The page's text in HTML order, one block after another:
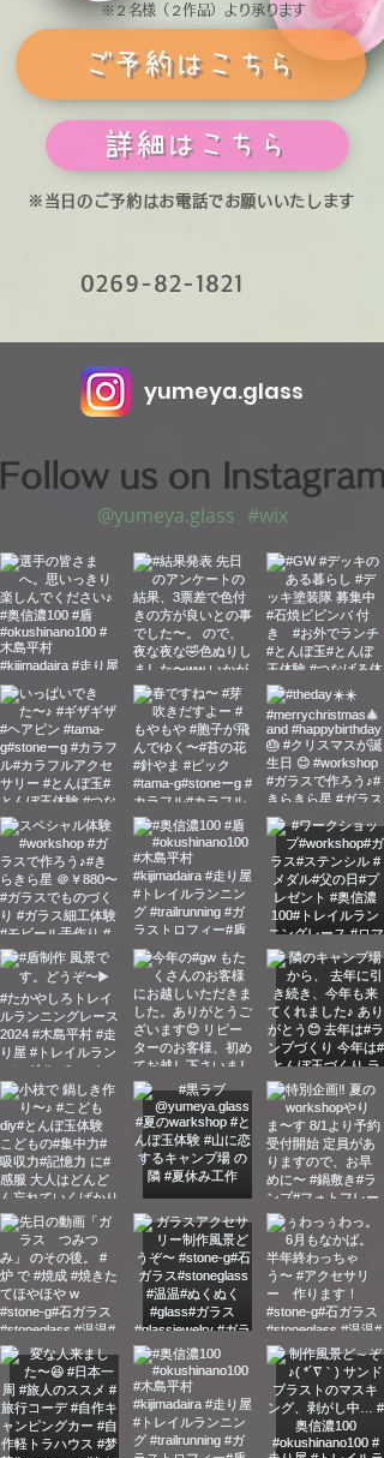
※２名様（２作品）より承ります
ご予約はこちら
詳細はこちら
※​当日のご予約はお電話でお願いいたします
0269-82-1821
yumeya.glass
us on Instagram
#wix
@yumeya.glass